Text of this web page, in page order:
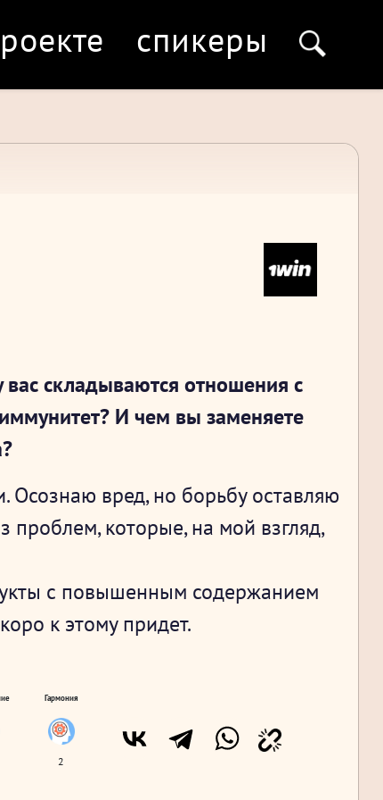
спикеры
складываются отношения с
И чем вы заменяете
Осознаю вред, но борьбу оставляю
проблем, которые, на мой взгляд,
с повышенным содержанием
к этому придет.
Гармония
2